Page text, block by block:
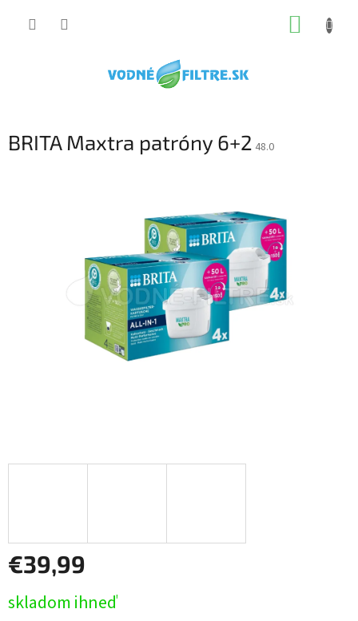
BRITA Maxtra patróny 6+2 48.0
€39,99
cena:
skladom ihneď